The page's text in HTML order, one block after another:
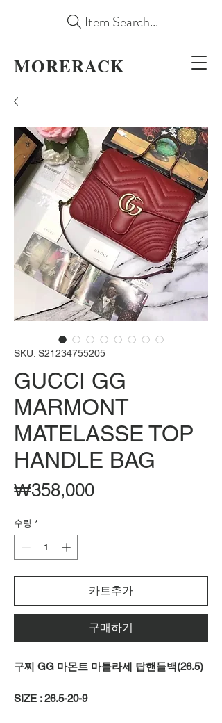
MORERACK
Item Search...
SKU: S21234755205
GUCCI GG
MARMONT
MATELASSE TOP
HANDLE BAG
₩358,000가
수량 *
카트추가
구매하기
구찌 GG 마몬트 마틀라세 탑핸들백(26.5)
SIZE : 26.5-20-9